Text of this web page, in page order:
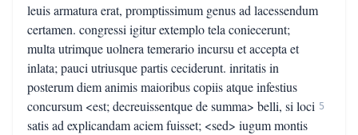
leuis armatura erat, promptissimum genus ad lacessendum
certamen. congressi igitur extemplo tela coniecerunt;
multa utrimque uolnera temerario incursu et accepta et
inlata; pauci utriusque partis ceciderunt. inritatis in
posterum diem animis maioribus copiis atque infestius
concursum <est; decreuissentque de summa> belli, si loci
satis ad explicandam aciem fuisset; <sed> iugum montis
5